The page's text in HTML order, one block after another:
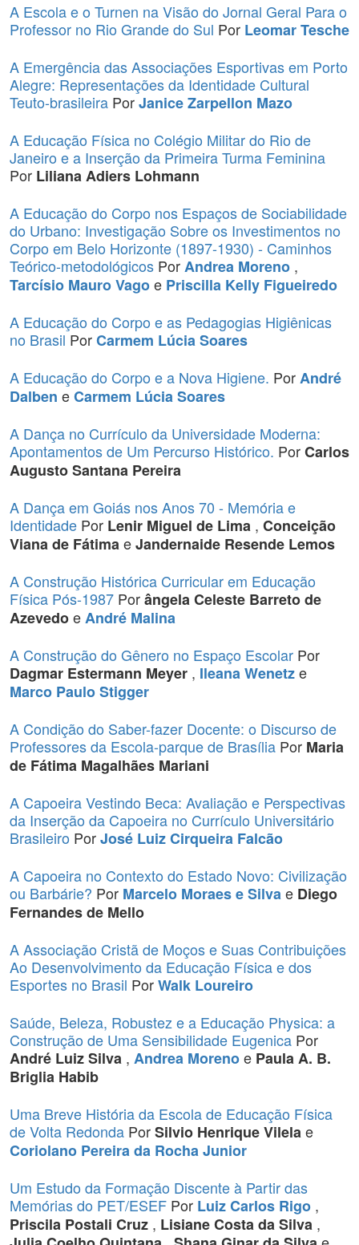
A Escola e o Turnen na Visão do Jornal Geral Para o
Professor no Rio Grande do Sul Por Leomar Tesche
A Emergência das Associações Esportivas em Porto
Alegre: Representações da Identidade Cultural
Teuto-brasileira PorJanice Zarpellon Mazo
A Educação Física no Colégio Militar do Rio de
Janeiro e a Inserção da Primeira Turma Feminina
Por Liliana Adiers Lohmann
A Educação do Corpo nos Espaços de Sociabilidade
do Urbano: Investigação Sobre os Investimentos no
Corpo em Belo Horizonte (1897-1930) - Caminhos
Teórico-metodológicos PorAndrea Moreno ,
Tarcísio Mauro Vagoe Priscilla Kelly Figueiredo
A Educação do Corpo e as Pedagogias Higiênicas
no Brasil PorCarmem Lúcia Soares
A Educação do Corpo e a Nova Higiene. PorAndré
Dalben eCarmem Lúcia Soares
A Dança no Currículo da Universidade Moderna:
Apontamentos de Um Percurso Histórico. PorCarlos
Augusto Santana Pereira
A Dança em Goiás nos Anos 70 - Memória e
Identidade Por Lenir Miguel de Lima , Conceição
Viana de FátimaeJandernaide Resende Lemos
A Construção Histórica Curricular em Educação
Física Pós-1987 Porângela Celeste Barreto de
AzevedoeAndré Malina
A Construção do Gênero no Espaço Escolar Por
Dagmar Estermann Meyer , Ileana Wenetze
Marco Paulo Stigger
A Condição do Saber-fazer Docente: o Discurso de
Professores da Escola-parque de Brasília Por Maria
de Fátima Magalhães Mariani
A Capoeira Vestindo Beca: Avaliação e Perspectivas
da Inserção da Capoeira no Currículo Universitário
Brasileiro PorJosé Luiz Cirqueira Falcão
A Capoeira no Contexto do Estado Novo: Civilização
ou Barbárie? Por Marcelo Moraes e Silvae Diego
Fernandes de Mello
A Associação Cristã de Moços e Suas Contribuições
Ao Desenvolvimento da Educação Física e dos
Esportes no Brasil PorWalk Loureiro
Saúde, Beleza, Robustez e a Educação Physica: a
Construção de Uma Sensibilidade Eugenica Por
André Luiz Silva , Andrea Morenoe Paula A. B.
Briglia Habib
Uma Breve História da Escola de Educação Física
de Volta Redonda PorSilvio Henrique Vilelae
Coriolano Pereira da Rocha Junior
Um Estudo da Formação Discente à Partir das
Memórias do PET/ESEF Por Luiz Carlos Rigo ,
Priscila Postali Cruz , Lisiane Costa da Silva ,